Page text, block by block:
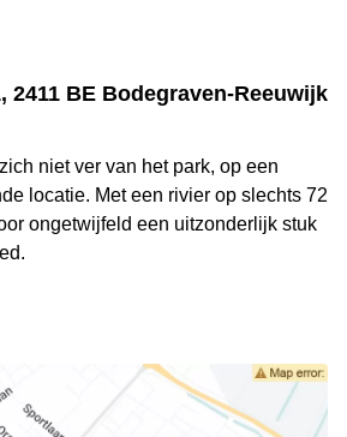
2411 BE Bodegraven-Reeuwijk
niet ver van het park, op een
locatie. Met een rivier op slechts 72
ongetwijfeld een uitzonderlijk stuk